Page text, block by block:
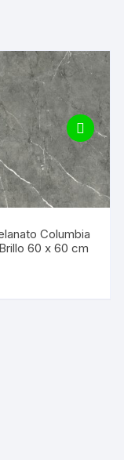
Columbia
60 x 60 cm